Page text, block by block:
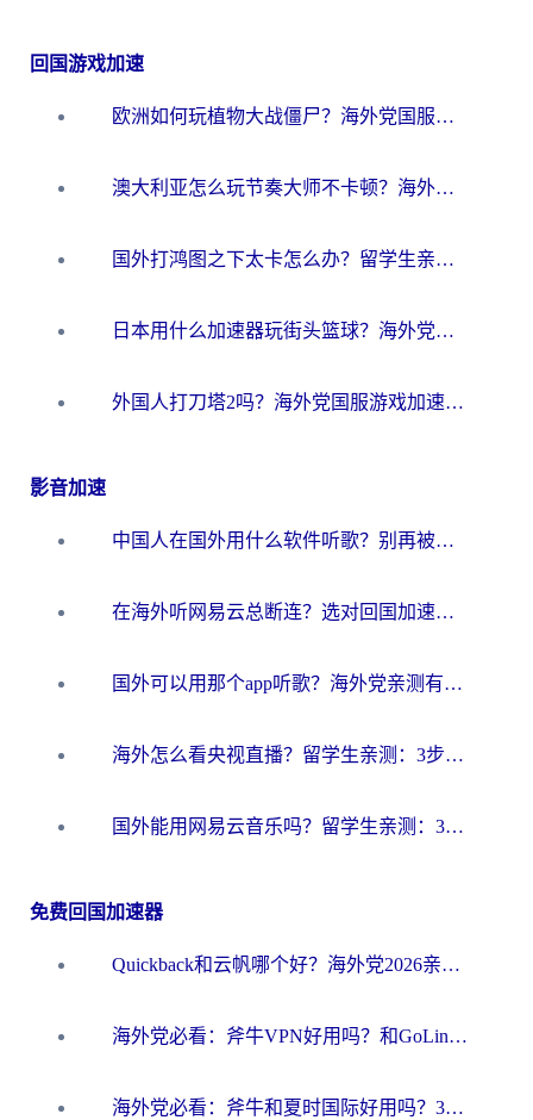
回国游戏加速
欧洲如何玩植物大战僵尸？海外党国服游戏加速避坑指南（附实测对比）
澳大利亚怎么玩节奏大师不卡顿？海外党国服游戏加速终极指南
国外打鸿图之下太卡怎么办？留学生亲测有效的国服游戏加速方案
日本用什么加速器玩街头篮球？海外党国服游戏不卡顿的终极攻略
外国人打刀塔2吗？海外党国服游戏加速避坑全攻略
影音加速
中国人在国外用什么软件听歌？别再被地域限制卡脖子，这篇教你轻松解锁国内音乐库
在海外听网易云总断连？选对回国加速器，告别地区限制和卡顿
国外可以用那个app听歌？海外党亲测有效的回国加速方案，轻松听国内音乐听书
海外怎么看央视直播？留学生亲测：3步解决版权限制+追剧自由
国外能用网易云音乐吗？留学生亲测：3步解决海外听歌难题
免费回国加速器
Quickback和云帆哪个好？海外党2026亲测指南：选对加速器大陆工具，无缝刷国内剧玩国服
海外党必看：斧牛VPN好用吗？和GoLinkVPN对比哪个回国效果更好？
海外党必看：斧牛和夏时国际好用吗？3步选对回国加速器，无缝刷国内资源